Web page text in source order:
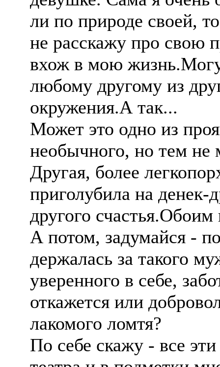
ли по природе своей,
не расскажу про свою
вхож в мою жизнь.Могу
любому другому из
окружения.А так...
Может это одно из
необычного, но тем не
Другая, более
приголубила на денек-
другого
А потом, задумайся -
держалась за такого
уверенного в себе,
откажется или
лакомого ломтя?
По себе скажу - все